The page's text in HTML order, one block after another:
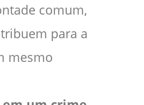
comum,
para a
mesmo